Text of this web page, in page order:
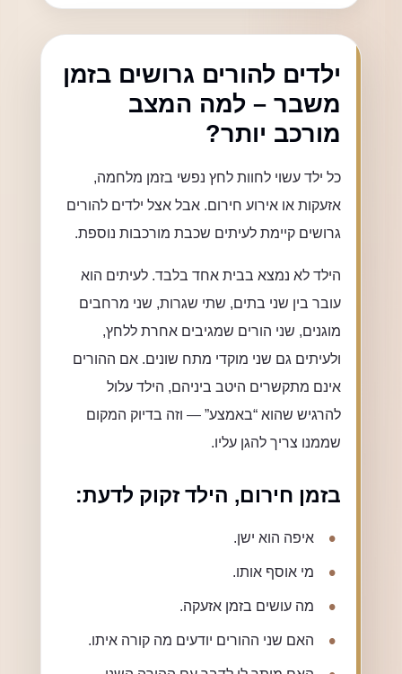
ילדים להורים גרושים בזמן
משבר – למה המצב
מורכב יותר?
כל ילד עשוי לחוות לחץ נפשי בזמן מלחמה,
אזעקות או אירוע חירום. אבל אצל ילדים להורים
גרושים קיימת לעיתים שכבת מורכבות נוספת.
הילד לא נמצא בבית אחד בלבד. לעיתים הוא
עובר בין שני בתים, שתי שגרות, שני מרחבים
מוגנים, שני הורים שמגיבים אחרת ללחץ,
ולעיתים גם שני מוקדי מתח שונים. אם ההורים
אינם מתקשרים היטב ביניהם, הילד עלול
להרגיש שהוא “באמצע” — וזה בדיוק המקום
שממנו צריך להגן עליו.
בזמן חירום, הילד זקוק לדעת:
איפה הוא ישן.
מי אוסף אותו.
מה עושים בזמן אזעקה.
האם שני ההורים יודעים מה קורה איתו.